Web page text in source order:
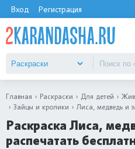
Вход Регистрация
Главная Раскраски Для детей
Зайцы и кролики
Лиса, медведь и
Раскраска Лиса,
распечатать